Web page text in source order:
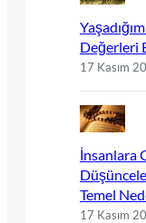
Değerleri
17 Kasım
İnsanlara
Temel
17 Kasım